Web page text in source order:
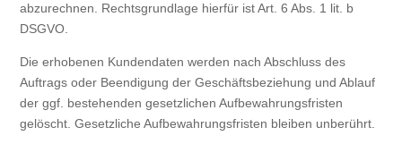
abzurechnen. Rechtsgrundlage hierfür ist Art. 6 Abs. 1 lit. b
DSGVO.
Die erhobenen Kundendaten werden nach Abschluss des
Auftrags oder Beendigung der Geschäftsbeziehung und Ablauf
der ggf. bestehenden gesetzlichen Aufbewahrungsfristen
gelöscht. Gesetzliche Aufbewahrungsfristen bleiben unberührt.